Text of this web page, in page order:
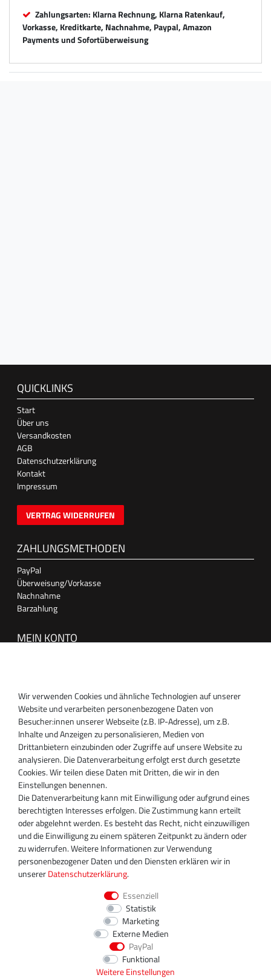
Zahlungsarten: Klarna Rechnung, Klarna Ratenkauf,
Vorkasse, Kreditkarte, Nachnahme, Paypal, Amazon
Payments und Sofortüberweisung
QUICKLINKS
Start
Über uns
Versandkosten
AGB
Datenschutzerklärung
Kontakt
Impressum
VERTRAG WIDERRUFEN
ZAHLUNGSMETHODEN
PayPal
Überweisung/Vorkasse
Nachnahme
Barzahlung
MEIN KONTO
SUPPORT
Inhaber:
Magnos Turbosystems GmbH
Miraustraße 27-29
D-13509 Berlin
+49 30 340 606 740
+49 30 340 606 740
+49 30 340 606 745
info@turboservice24.de
Aktuelle Öffnungszeiten
Mo-Fr: 08:00 Uhr - 18:00 Uhr
Sa: geschlossen
Wir verwenden Cookies und ähnliche Technologien auf unserer
Website und verarbeiten personenbezogene Daten von
Besucher:innen unserer Webseite (z.B. IP-Adresse), um z.B.
Inhalte und Anzeigen zu personalisieren, Medien von
Drittanbietern einzubinden oder Zugriffe auf unsere Website zu
analysieren. Die Datenverarbeitung erfolgt erst durch gesetzte
Cookies. Wir teilen diese Daten mit Dritten, die wir in den
Einstellungen benennen.
Die Datenverarbeitung kann mit Einwilligung oder aufgrund eines
berechtigten Interesses erfolgen. Die Zustimmung kann erteilt
oder abgelehnt werden. Es besteht das Recht, nicht einzuwilligen
und die Einwilligung zu einem späteren Zeitpunkt zu ändern oder
zu widerrufen. Weitere Informationen zur Verwendung
personenbezogener Daten und den Diensten erklären wir in
unsererDaten­schutz­erklärung.
Essenziell
Statistik
Marketing
Externe Medien
PayPal
Funktional
Weitere Einstellungen